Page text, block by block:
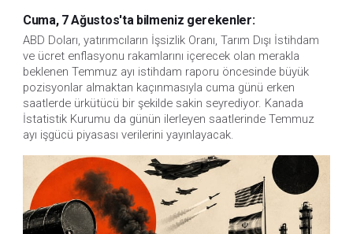
Cuma, 7 Ağustos'ta bilmeniz gerekenler:
ABD Doları, yatırımcıların İşsizlik Oranı, Tarım Dışı İstihdam
ve ücret enflasyonu rakamlarını içerecek olan merakla
beklenen Temmuz ayı istihdam raporu öncesinde büyük
pozisyonlar almaktan kaçınmasıyla cuma günü erken
saatlerde ürkütücü bir şekilde sakin seyrediyor. Kanada
İstatistik Kurumu da günün ilerleyen saatlerinde Temmuz
ayı işgücü piyasası verilerini yayınlayacak.